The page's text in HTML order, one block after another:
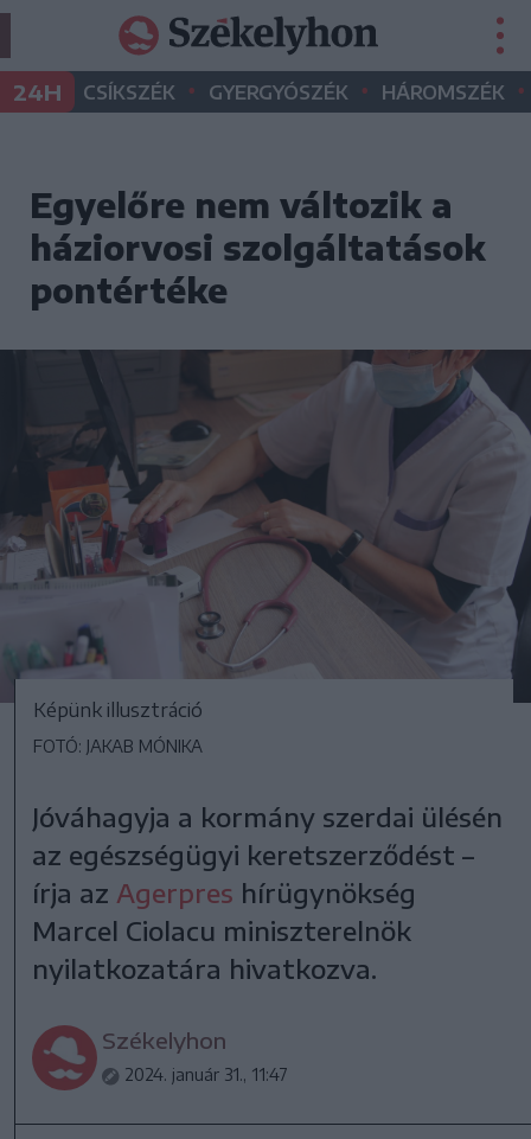
24H CSÍKSZÉK • GYERGYÓSZÉK • HÁROMSZÉK •
Egyelőre nem változik a
háziorvosi szolgáltatások
pontértéke
Képünk illusztráció
FOTÓ: JAKAB MÓNIKA
Jóváhagyja a kormány szerdai ülésén
az egészségügyi keretszerződést –
írja az Agerpres hírügynökség
Marcel Ciolacu miniszterelnök
nyilatkozatára hivatkozva.
Székelyhon
2024. január 31., 11:47